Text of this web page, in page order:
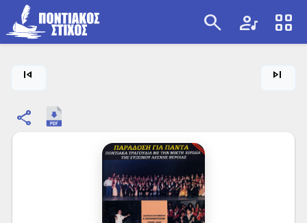
search artist view_cozy
skip_previous skip_next
share